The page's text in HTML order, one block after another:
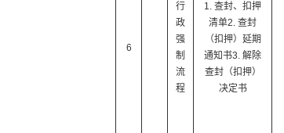
6
行
政
强
制
流
程
1. 查封、扣押
清单2. 查封
（扣押）延期
通知书3. 解除
查封（扣押）
决定书